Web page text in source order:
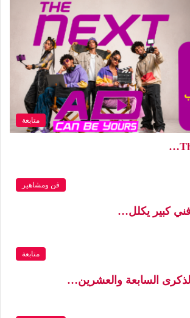
متابعة
فن ومشاهير
كبير يكلل…
متابعة
السابعة والعشرين…